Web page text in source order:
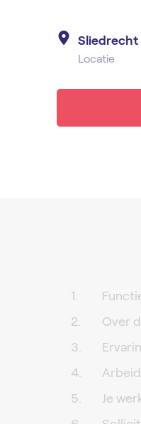
Sliedrecht
Locatie
Over
Je